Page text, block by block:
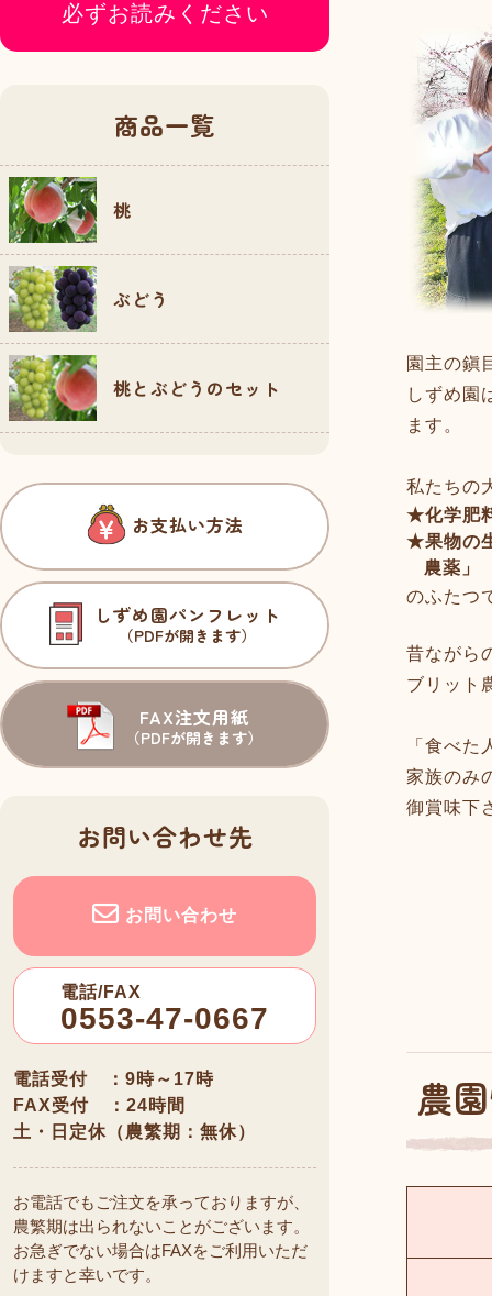
園主の鎭
しずめ園
ます。
私たちの
★化学肥
★果物の
農薬」
のふたつ
昔ながら
ブリット
「食べ
家族のみ
御賞味下
農
必ずお読みください
商品一覧
桃
ぶどう
桃とぶどうのセット
お支払い方法
しずめ園パンフレット
（PDFが開きます）
FAX注文用紙
（PDFが開きます）
お問い合わせ先
お問い合わせ
電話/FAX
0553-47-0667
電話受付 ：9時～17時
FAX受付 ：24時間
土・日定休（農繁期：無休）
お電話でもご注文を承っておりますが、
農繁期は出られないことがございます。
お急ぎでない場合はFAXをご利用いただ
けますと幸いです。